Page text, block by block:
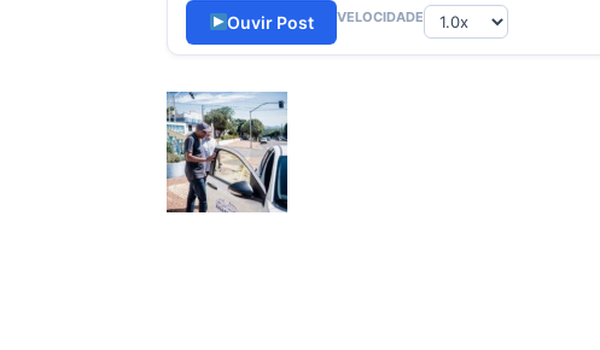
Ouvir Post VELOCIDADE